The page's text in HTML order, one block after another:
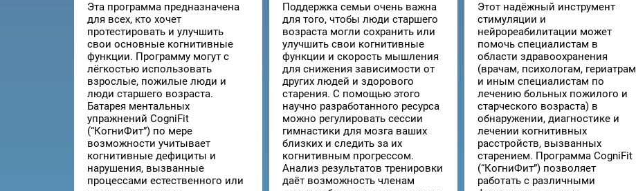
Эта программа предназначена
для всех, кто хочет
протестировать и улучшить
свои основные когнитивные
функции. Программу могут с
лёгкостью использовать
взрослые, пожилые люди и
люди старшего возраста.
Батарея ментальных
упражнений CogniFit
(“КогниФит”) по мере
возможности учитывает
когнитивные дефициты и
нарушения, вызванные
процессами естественного или
Поддержка семьи очень важна
для того, чтобы люди старшего
возраста могли сохранить или
улучшить свои когнитивные
функции и скорость мышления
для снижения зависимости от
других людей и здорового
старения. С помощью этого
научно разработанного ресурса
можно регулировать сессии
гимнастики для мозга ваших
близких и следить за их
когнитивным прогрессом.
Анализ результатов тренировки
даёт возможность членам
Этот надёжный инструмент
стимуляции и
нейрореабилитации может
помочь специалистам в
области здравоохранения
(врачам, психологам, гериатрам
и иным специалистам по
лечению больных пожилого и
старческого возраста) в
обнаружении, диагностике и
лечении когнитивных
расстройств, вызванных
старением. Программа CogniFit
(“КогниФит”) позволяет
работать с различными